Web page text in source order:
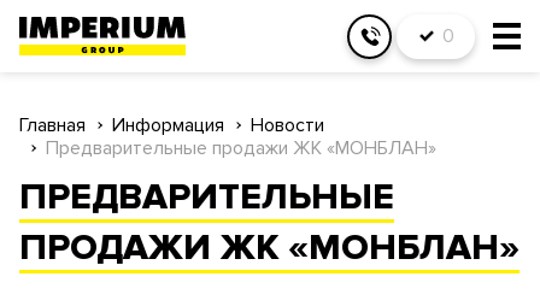
0
Главная Информация
Новости
Предварительные продажи ЖК «МОНБЛАН»
ПРЕДВАРИТЕЛЬНЫЕ
ПРОДАЖИ ЖК «МОНБЛАН»